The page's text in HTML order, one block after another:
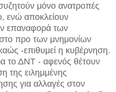
μόνο ανατροπές
ενώ αποκλείουν
επαναφορά των
προ των μνημονίων
-επιθυμεί η κυβέρνηση.
το ΔΝΤ - αφενός θέτουν
της ειλημμένης
για αλλαγές στον